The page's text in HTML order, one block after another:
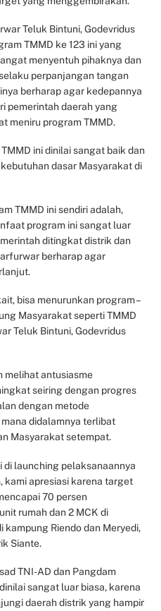
Teluk Bintuni, Godevridus
TMMD ke 123 ini yang
menyentuh pihaknya dan
perpanjangan tangan
berharap agar kedepannya
pemerintah daerah yang
meniru program TMMD.
ini dinilai sangat baik dan
dasar Masyarakat di
TMMD ini sendiri adalah,
program ini sangat luar
ditingkat distrik dan
berharap agar
bisa menurunkan program –
Masyarakat seperti TMMD
Teluk Bintuni, Godevridus
melihat antusiasme
seiring dengan progres
dengan metode
didalamnya terlibat
Masyarakat setempat.
di launching pelaksanaannya
kami apresiasi karena target
70 persen
rumah dan 2 MCK di
kampung Riendo dan Meryedi,
Siante.
TNI-AD dan Pangdam
sangat luar biasa, karena
daerah distrik yang hampir